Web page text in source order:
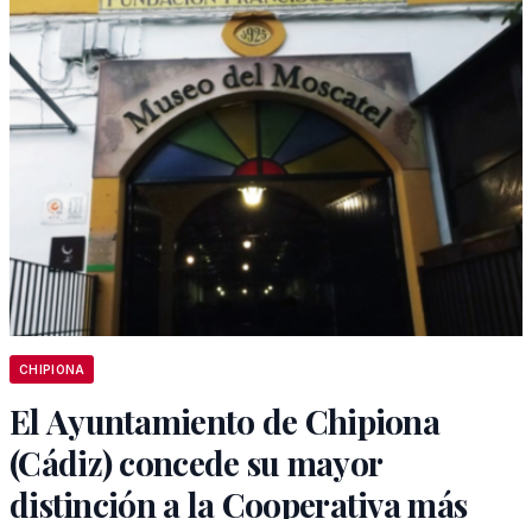
CHIPIONA
El Ayuntamiento de Chipiona
(Cádiz) concede su mayor
distinción a la Cooperativa más